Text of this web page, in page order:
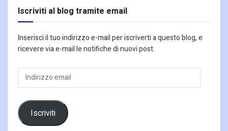
Iscriviti al blog tramite email
Inserisci il tuo indirizzo e-mail per iscriverti a questo blog, e
ricevere via e-mail le notifiche di nuovi post.
Indirizzo
email
Iscriviti